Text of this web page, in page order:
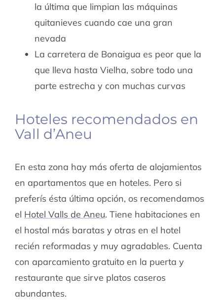
la última que limpian las máquinas
quitanieves cuando cae una gran
nevada
La carretera de Bonaigua es peor que la
que lleva hasta Vielha, sobre todo una
parte estrecha y con muchas curvas
Hoteles recomendados en
Vall d’Aneu
En esta zona hay más oferta de alojamientos
en apartamentos que en hoteles. Pero si
preferís ésta última opción, os recomendamos
el Hotel Valls de Aneu. Tiene habitaciones en
el hostal más baratas y otras en el hotel
recién reformadas y muy agradables. Cuenta
con aparcamiento gratuito en la puerta y
restaurante que sirve platos caseros
abundantes.